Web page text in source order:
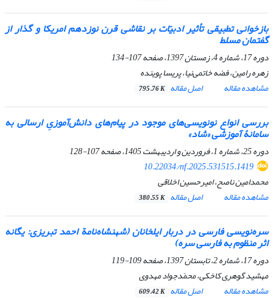
بازخوانی تطبیقی تأثیر ادبیّات بر نقاشی قرن نوزدهم امریکا و گذار از
گفتمان مسلط
دوره 17، شماره 4، زمستان 1397، صفحه
107-134
زهره رامین، فضه خاتمی‌نیا، پریسا پوینده
مشاهده مقاله
اصل مقاله 795.76 K
بررسی انواع نونویسی‌های موجود در پیام‌های دانش‌آموزیِ ارسالی به
سامانۀ آموزشی «شاد»
دوره 25، شماره 1، فروردین و اردیبهشت 1405، صفحه
107-128
10.22034/nf.2025.531515.1419
محمدامین ناصح، امیرحسین اخلاقی
مشاهده مقاله
اصل مقاله 380.55 K
سره‌نویسی فارسی در دربار ایلخانان (شهنشاه‌نامةاحمد تبریزی: یگانه
اثر منظوم به فارسی سره)
دوره 17، شماره 2، تابستان 1397، صفحه
109-119
مهشید گوهری کاخکی، محمّدجواد مهدوی
مشاهده مقاله
اصل مقاله 609.42 K